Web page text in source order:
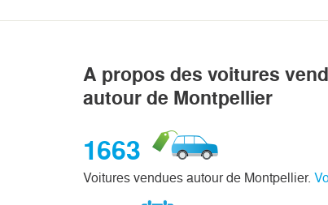
A propos des voitures
autour de Montpellier
1663
Voitures vendues autour de Montpellier.